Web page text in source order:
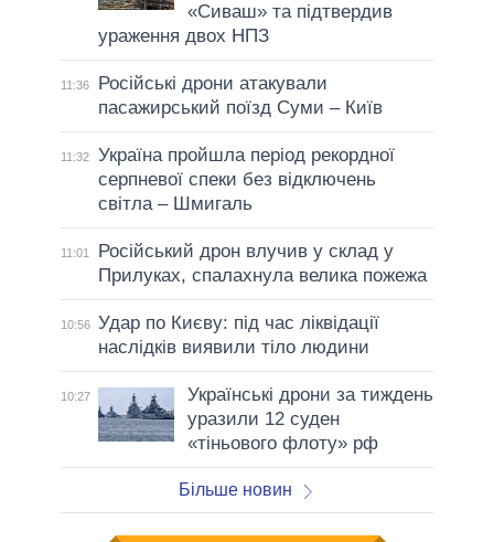
«Сиваш» та підтвердив
ураження двох НПЗ
11:36
Російські дрони атакували
пасажирський поїзд Суми – Київ
11:32
Україна пройшла період рекордної
серпневої спеки без відключень
світла – Шмигаль
11:01
Російський дрон влучив у склад у
Прилуках, спалахнула велика пожежа
10:56 Удар по Києву: під час ліквідації
наслідків виявили тіло людини
10:27
Українські дрони за тиждень
уразили 12 суден
«тіньового флоту» рф
Більше новин